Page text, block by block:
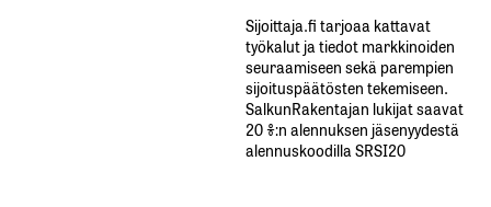
Sijoittaja.fi tarjoaa kattavat
työkalut ja tiedot markkinoiden
seuraamiseen sekä parempien
sijoituspäätösten tekemiseen.
SalkunRakentajan lukijat saavat
20 %:n alennuksen jäsenyydestä
alennuskoodilla SRSI20